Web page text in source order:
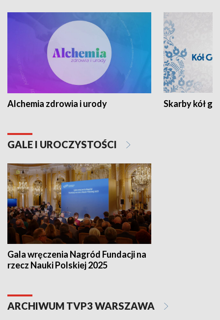
Alchemia zdrowia i urody Skarby kół
GALE I UROCZYSTOŚCI
Gala wręczenia Nagród Fundacji na
rzecz Nauki Polskiej 2025
ARCHIWUM TVP3 WARSZAWA